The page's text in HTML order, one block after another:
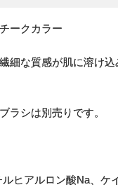
ークカラー
細な質感が肌に溶け
ラシは別売りです。
ヒアルロン酸Na、ケ